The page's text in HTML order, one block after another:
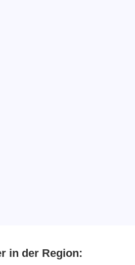
in der Region: